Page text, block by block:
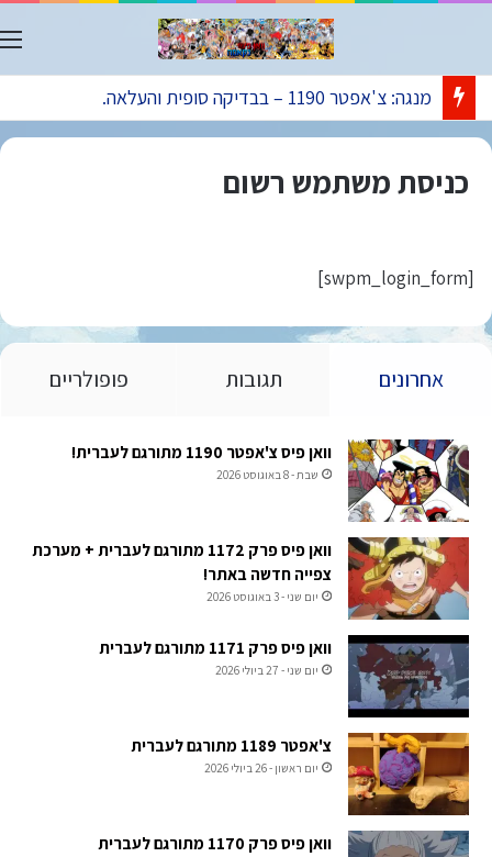
מנגה: צ'אפטר 1190 – בבדיקה סופית והעלאה.
כניסת משתמש רשום
[swpm_login_form]
אחרונים תגובות פופולריים
וואן פיס צ'אפטר 1190 מתורגם לעברית!
שבת - 8 באוגוסט 2026
וואן פיס פרק 1172 מתורגם לעברית + מערכת
צפייה חדשה באתר!
יום שני - 3 באוגוסט 2026
וואן פיס פרק 1171 מתורגם לעברית
יום שני - 27 ביולי 2026
צ'אפטר 1189 מתורגם לעברית
יום ראשון - 26 ביולי 2026
וואן פיס פרק 1170 מתורגם לעברית